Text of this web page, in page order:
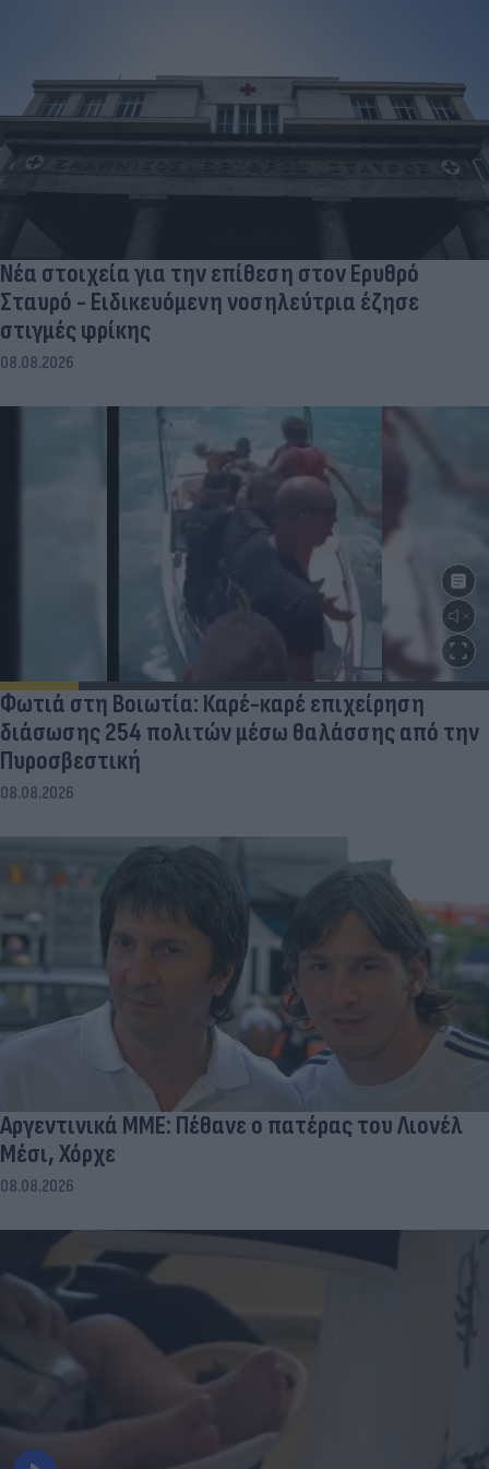
Νέα στοιχεία για την επίθεση στον Ερυθρό
Σταυρό - Ειδικευόμενη νοσηλεύτρια έζησε
στιγμές φρίκης
08.08.2026
Φωτιά στη Βοιωτία: Καρέ-καρέ επιχείρηση
διάσωσης 254 πολιτών μέσω θαλάσσης από την
Πυροσβεστική
08.08.2026
Αργεντινικά ΜΜΕ: Πέθανε ο πατέρας του Λιονέλ
Μέσι, Χόρχε
08.08.2026